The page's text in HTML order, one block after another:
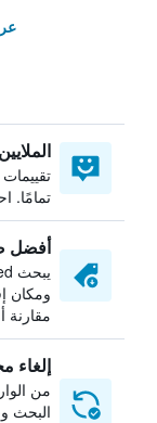
تمامًا.
أفضل
ومكان
مقارنة
إلغاء
من
البحث